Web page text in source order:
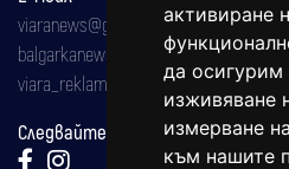
активиране
да
изживяване
измерване
към нашите
viaranews@gmail.com
balgarkanews@gmail.com
viara_reklama@mail.bg
Следвайте ни: